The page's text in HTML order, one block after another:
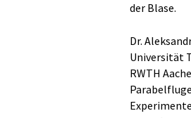
der Blase.
Dr.
Universität
RWTH